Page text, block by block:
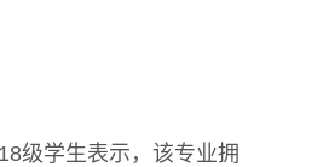
级学生表示，该专业拥